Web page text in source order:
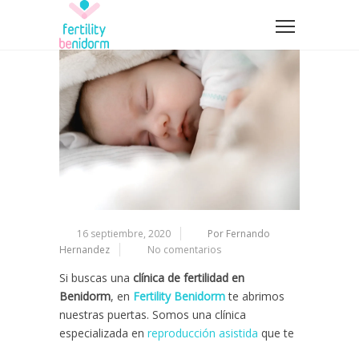
16 septiembre, 2020
Por Fernando
Hernandez
No comentarios
Si buscas una clínica de fertilidad en
Benidorm, en Fertility Benidormte abrimos
nuestras puertas. Somos una clínica
especializada en reproducción asistida que te